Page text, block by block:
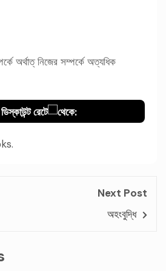
অর্থাত্ নিজের সম্পর্কে অত্যধিক
রেটে থেকে:
Next Post
অহংবুদ্ধি